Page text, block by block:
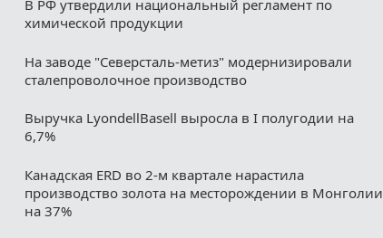
В РФ утвердили национальный регламент по
химической продукции
На заводе "Северсталь-метиз" модернизировали
сталепроволочное производство
Выручка LyondellBasell выросла в I полугодии на
6,7%
Канадская ERD во 2-м квартале нарастила
производство золота на месторождении в Монголии
на 37%